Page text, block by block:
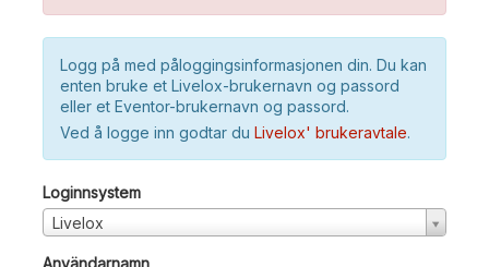
Logg på med påloggingsinformasjonen din. Du kan
enten bruke et Livelox-brukernavn og passord
eller et Eventor-brukernavn og passord.
Ved å logge inn godtar du Livelox' brukeravtale.
Loginnsystem
Livelox
Användarnamn